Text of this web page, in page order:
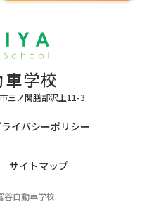
学校
三ノ関膳部沢上11-3
イバシーポリシー
サイトマップ
自動車学校.